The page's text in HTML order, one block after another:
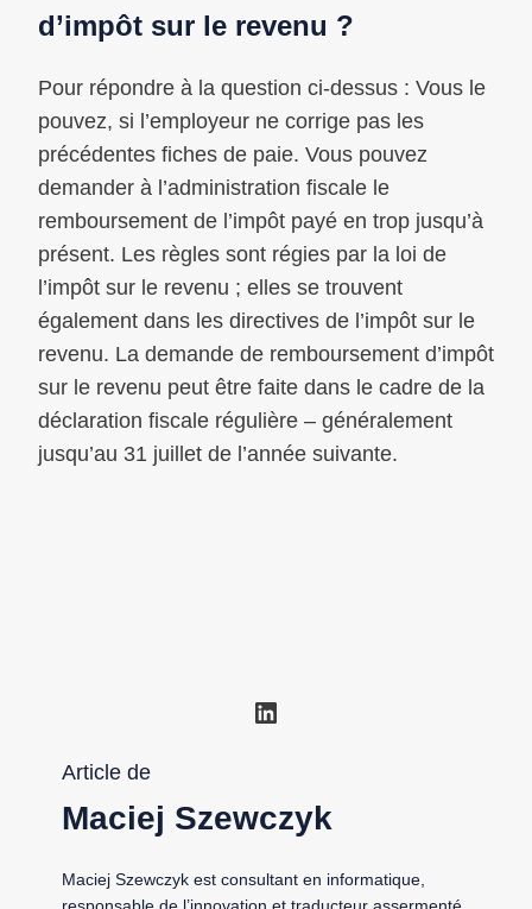
d’impôt sur le revenu ?
Pour répondre à la question ci-dessus : Vous le
pouvez, si l’employeur ne corrige pas les
précédentes fiches de paie. Vous pouvez
demander à l’administration fiscale le
remboursement de l’impôt payé en trop jusqu’à
présent. Les règles sont régies par la loi de
l’impôt sur le revenu ; elles se trouvent
également dans les directives de l’impôt sur le
revenu. La demande de remboursement d’impôt
sur le revenu peut être faite dans le cadre de la
déclaration fiscale régulière – généralement
jusqu’au 31 juillet de l’année suivante.
LinkedIn
Article de
Maciej Szewczyk
Maciej Szewczyk est consultant en informatique,